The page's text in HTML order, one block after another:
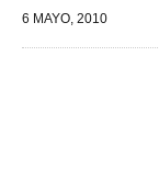
6 MAYO, 2010